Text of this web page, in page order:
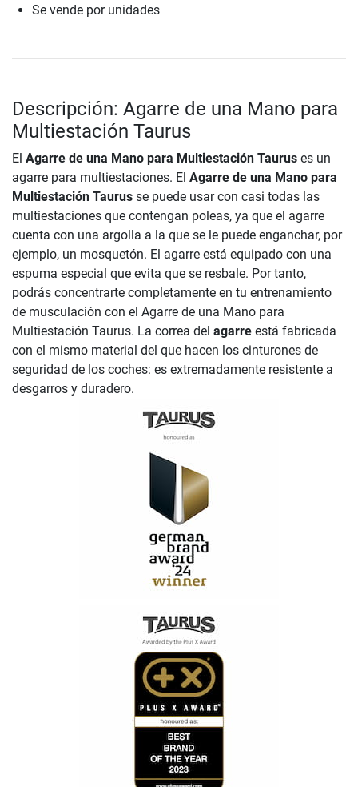
Se vende por unidades
Descripción: Agarre de una Mano para
Multiestación Taurus
El Agarre de una Mano para Multiestación Taurus es un
agarre para multiestaciones. El Agarre de una Mano para
Multiestación Taurus se puede usar con casi todas las
multiestaciones que contengan poleas, ya que el agarre
cuenta con una argolla a la que se le puede enganchar, por
ejemplo, un mosquetón. El agarre está equipado con una
espuma especial que evita que se resbale. Por tanto,
podrás concentrarte completamente en tu entrenamiento
de musculación con el Agarre de una Mano para
Multiestación Taurus. La correa del agarre está fabricada
con el mismo material del que hacen los cinturones de
seguridad de los coches: es extremadamente resistente a
desgarros y duradero.